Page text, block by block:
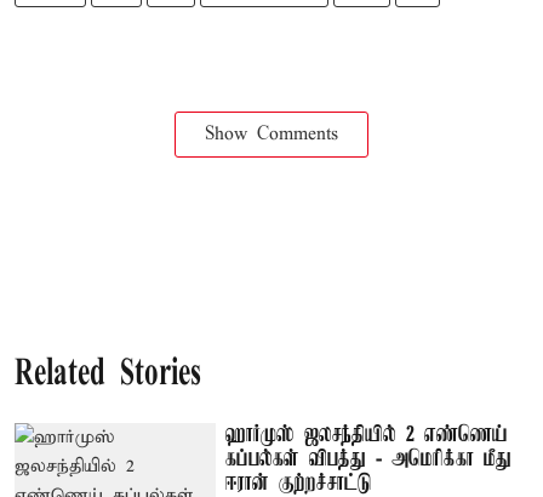
Show Comments
Related Stories
ஹார்முஸ் ஜலசந்தியில் 2 எண்ணெய்
கப்பல்கள் விபத்து - அமெரிக்கா மீது
ஈரான் குற்றச்சாட்டு